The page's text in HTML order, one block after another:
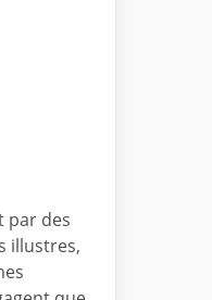
par des
illustres,